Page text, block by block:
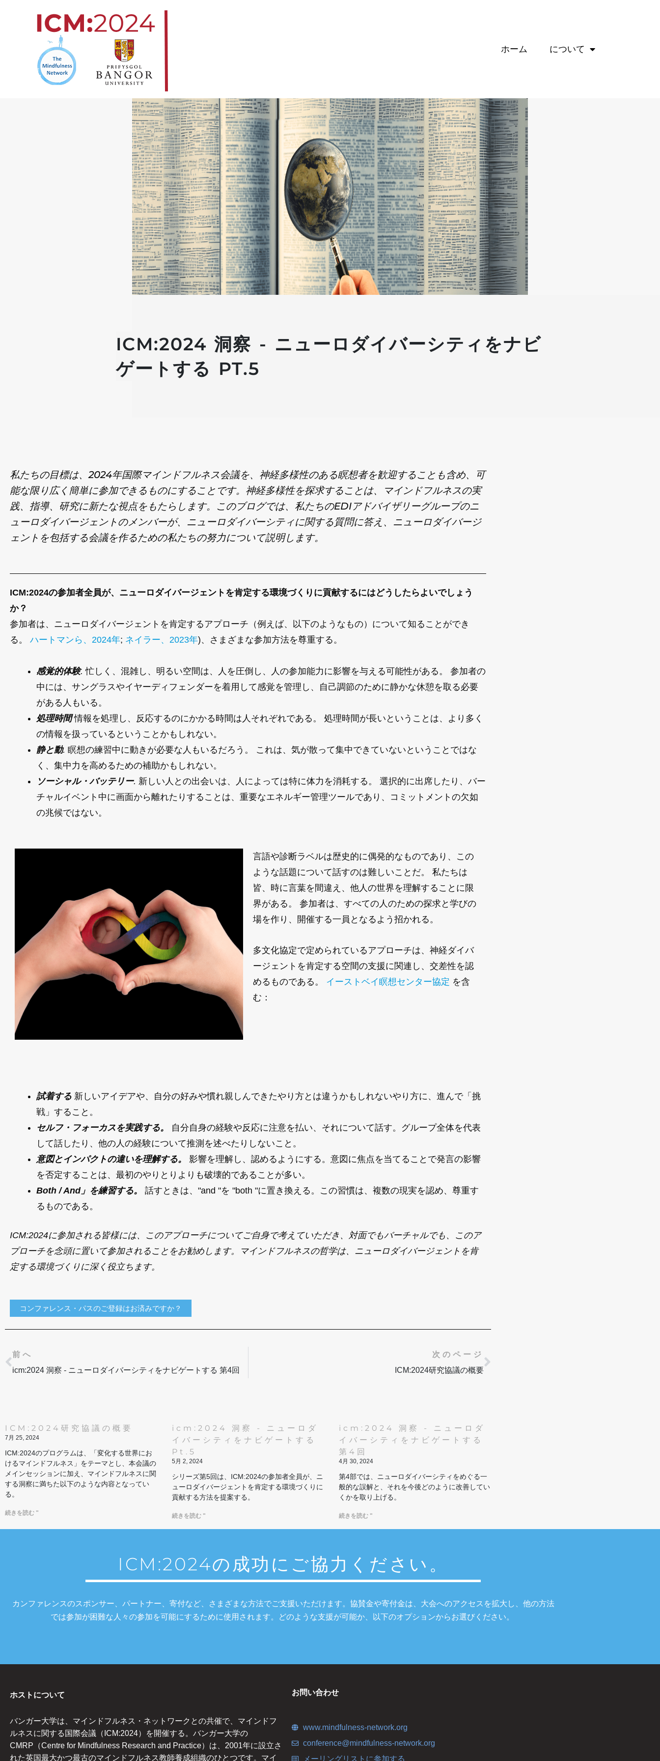
ホーム について
ICM:2024 洞察 - ニューロダイバーシティをナビ
ゲートする PT.5
私たちの目標は、2024年国際マインドフルネス会議を、神経多様性のある瞑想者を歓迎することも含め、可
能な限り広く簡単に参加できるものにすることです。神経多様性を探求することは、マインドフルネスの実
践、指導、研究に新たな視点をもたらします。このブログでは、私たちのEDIアドバイザリーグループのニ
ューロダイバージェントのメンバーが、ニューロダイバーシティに関する質問に答え、ニューロダイバージ
ェントを包括する会議を作るための私たちの努力について説明します。
ICM:2024の参加者全員が、ニューロダイバージェントを肯定する環境づくりに貢献するにはどうしたらよいでしょう
か？
参加者は、ニューロダイバージェントを肯定するアプローチ（例えば、以下のようなもの）について知ることができ
る。 ハートマンら、2024年; ネイラー、2023年)、さまざまな参加方法を尊重する。
感覚的体験. 忙しく、混雑し、明るい空間は、人を圧倒し、人の参加能力に影響を与える可能性がある。 参加者の
中には、サングラスやイヤーディフェンダーを着用して感覚を管理し、自己調節のために静かな休憩を取る必要
がある人もいる。
処理時間情報を処理し、反応するのにかかる時間は人それぞれである。 処理時間が長いということは、より多く
の情報を扱っているということかもしれない。
静と動. 瞑想の練習中に動きが必要な人もいるだろう。 これは、気が散って集中できていないということではな
く、集中力を高めるための補助かもしれない。
ソーシャル・バッテリー. 新しい人との出会いは、人によっては特に体力を消耗する。 選択的に出席したり、バー
チャルイベント中に画面から離れたりすることは、重要なエネルギー管理ツールであり、コミットメントの欠如
の兆候ではない。
言語や診断ラベルは歴史的に偶発的なものであり、この
ような話題について話すのは難しいことだ。 私たちは
皆、時に言葉を間違え、他人の世界を理解することに限
界がある。 参加者は、すべての人のための探求と学びの
場を作り、開催する一員となるよう招かれる。
多文化協定で定められているアプローチは、神経ダイバ
ージェントを肯定する空間の支援に関連し、交差性を認
めるものである。 イーストベイ瞑想センター協定 を含
む：
試着する 新しいアイデアや、自分の好みや慣れ親しんできたやり方とは違うかもしれないやり方に、進んで「挑
戦」すること。
セルフ・フォーカスを実践する。 自分自身の経験や反応に注意を払い、それについて話す。グループ全体を代表
して話したり、他の人の経験について推測を述べたりしないこと。
意図とインパクトの違いを理解する。
影響を理解し、認めるようにする。意図に焦点を当てることで発言の影響
を否定することは、最初のやりとりよりも破壊的であることが多い。
Both / And」を練習する。 話すときは、"and "を "both "に置き換える。この習慣は、複数の現実を認め、尊重す
るものである。
ICM:2024に参加される皆様には、このアプローチについてご自身で考えていただき、対面でもバーチャルでも、このア
プローチを念頭に置いて参加されることをお勧めします。マインドフルネスの哲学は、ニューロダイバージェントを肯
定する環境づくりに深く役立ちます。
コンファレンス・パスのご登録はお済みですか？
Prev
前へ
icm:2024 洞察 - ニューロダイバーシティをナビゲートする 第4回
次のページ
ICM:2024研究協議の概要
次のページ
ICM:2024研究協議の概要
7月 25, 2024
ICM:2024のプログラムは、「変化する世界にお
けるマインドフルネス」をテーマとし、本会議の
メインセッションに加え、マインドフルネスに関
する洞察に満ちた以下のような内容となってい
る。
続きを読む "
icm:2024 洞察 - ニューロダ
イバーシティをナビゲートする
Pt.5
5月 2, 2024
シリーズ第5回は、ICM:2024の参加者全員が、ニ
ューロダイバージェントを肯定する環境づくりに
貢献する方法を提案する。
続きを読む "
icm:2024 洞察 - ニューロダ
イバーシティをナビゲートする
第4回
4月 30, 2024
第4部では、ニューロダイバーシティをめぐる一
般的な誤解と、それを今後どのように改善してい
くかを取り上げる。
続きを読む "
ICM:2024の成功にご協力ください。
カンファレンスのスポンサー、パートナー、寄付など、さまざまな方法でご支援いただけます。協賛金や寄付金は、大会へのアクセスを拡大し、他の方法
では参加が困難な人々の参加を可能にするために使用されます。どのような支援が可能か、以下のオプションからお選びください。
ホストについて
バンガー大学は、マインドフルネス・ネットワークとの共催で、マインドフ
ルネスに関する国際会議（ICM:2024）を開催する。バンガー大学の
CMRP（Centre for Mindfulness Research and Practice）は、2001年に設立さ
れた英国最大かつ最古のマインドフルネス教師養成組織のひとつです。マイ
お問い合わせ
www.mindfulness-network.org
conference@mindfulness-network.org
メーリングリストに参加する